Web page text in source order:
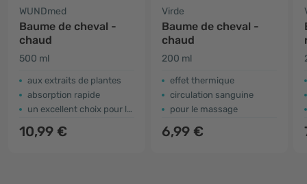
WUNDmed
Baume de cheval -
chaud
500 ml
aux extraits de plantes
absorption rapide
un excellent choix pour les athlètes
10,99 €
Virde
Baume de cheval -
chaud
200 ml
effet thermique
circulation sanguine
pour le massage
6,99 €